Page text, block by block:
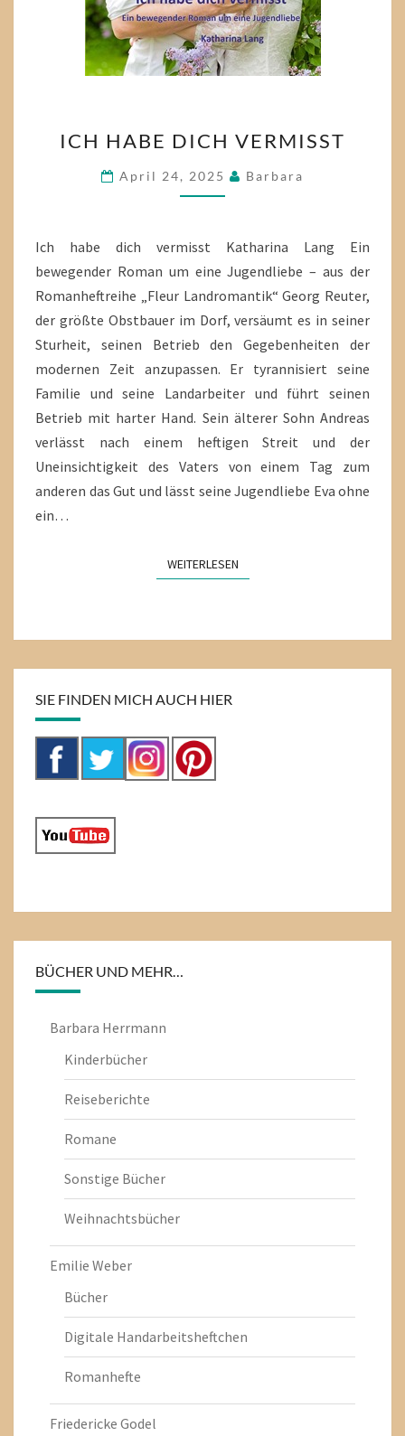
HABE
DICH
VERMISST
ICH HABE DICH VERMISST
April 24, 2025 Barbara
Ich habe dich vermisst Katharina Lang Ein
bewegender Roman um eine Jugendliebe – aus der
Romanheftreihe „Fleur Landromantik“ Georg Reuter,
der größte Obstbauer im Dorf, versäumt es in seiner
Sturheit, seinen Betrieb den Gegebenheiten der
modernen Zeit anzupassen. Er tyrannisiert seine
Familie und seine Landarbeiter und führt seinen
Betrieb mit harter Hand. Sein älterer Sohn Andreas
verlässt nach einem heftigen Streit und der
Uneinsichtigkeit des Vaters von einem Tag zum
anderen das Gut und lässt seine Jugendliebe Eva ohne
ein…
WEITERLESENWEITERLESEN
SIE FINDEN MICH AUCH HIER
BÜCHER UND MEHR…
Barbara Herrmann
Kinderbücher
Reiseberichte
Romane
Sonstige Bücher
Weihnachtsbücher
Emilie Weber
Bücher
Digitale Handarbeitsheftchen
Romanhefte
Friedericke Godel